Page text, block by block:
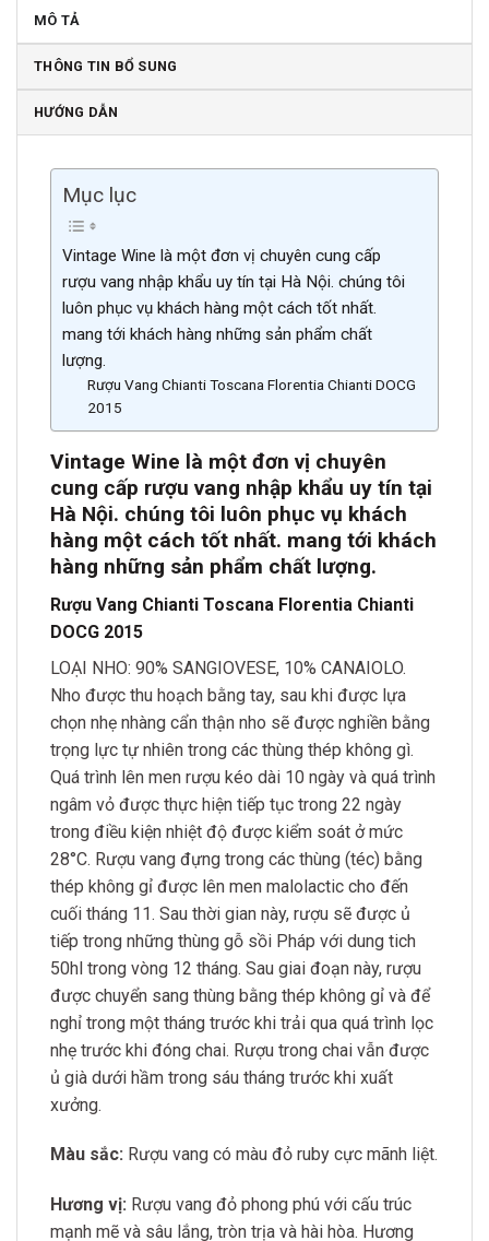
MÔ TẢ
THÔNG TIN BỔ SUNG
HƯỚNG DẪN
Mục lục
Vintage Wine là một đơn vị chuyên cung cấp
rượu vang nhập khẩu uy tín tại Hà Nội. chúng tôi
luôn phục vụ khách hàng một cách tốt nhất.
mang tới khách hàng những sản phẩm chất
lượng.
Rượu Vang Chianti Toscana Florentia Chianti DOCG
2015
Vintage Wine là một đơn vị chuyên
cung cấp rượu vang nhập khẩu uy tín tại
Hà Nội. chúng tôi luôn phục vụ khách
hàng một cách tốt nhất. mang tới khách
hàng những sản phẩm chất lượng.
Rượu Vang Chianti Toscana Florentia Chianti
DOCG 2015
LOẠI NHO: 90% SANGIOVESE, 10% CANAIOLO.
Nho được thu hoạch bằng tay, sau khi được lựa
chọn nhẹ nhàng cẩn thận nho sẽ được nghiền bằng
trọng lực tự nhiên trong các thùng thép không gì.
Quá trình lên men rượu kéo dài 10 ngày và quá trình
ngâm vỏ được thực hiện tiếp tục trong 22 ngày
trong điều kiện nhiệt độ được kiểm soát ở mức
28°C. Rượu vang đựng trong các thùng (téc) bằng
thép không gỉ được lên men malolactic cho đến
cuối tháng 11. Sau thời gian này, rượu sẽ được ủ
tiếp trong những thùng gỗ sồi Pháp với dung tich
50hl trong vòng 12 tháng. Sau giai đoạn này, rượu
được chuyển sang thùng bằng thép không gỉ và để
nghỉ trong một tháng trước khi trải qua quá trình lọc
nhẹ trước khi đóng chai. Rượu trong chai vẫn được
ủ già dưới hầm trong sáu tháng trước khi xuất
xưởng.
Màu sắc: Rượu vang có màu đỏ ruby cực mãnh liệt.
Hương vị: Rượu vang đỏ phong phú với cấu trúc
mạnh mẽ và sâu lắng, tròn trịa và hài hòa. Hương